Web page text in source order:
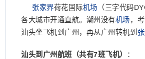
张家界荷花国际机场 （三字代码
各大城市开通直航。潮州没有机场，
汕头坐飞机到广州，再从广州转机到
汕头到广州航班（共有7班飞机） ：